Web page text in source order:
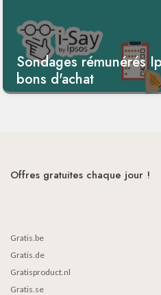
Sondages rémunérés
bons d'achat
Offres gratuites chaque jour !
Gratis.be
Gratis.de
Gratisproduct.nl
Gratis.se